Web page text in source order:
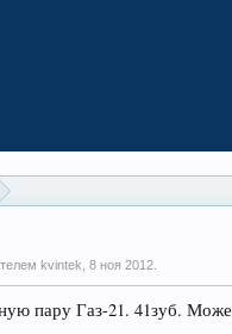
kvintek,8 ноя 2012
пару Газ-21. 41зуб.